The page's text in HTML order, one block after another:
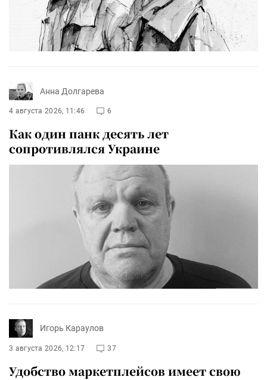
Анна Долгарева
4 августа 2026, 11:46 6
Как один панк десять лет
сопротивлялся Украине
Игорь Караулов
3 августа 2026, 12:17 37
Удобство маркетплейсов имеет свою